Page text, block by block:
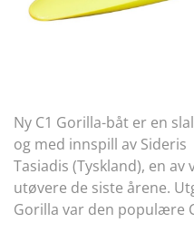
Ny C1 Gorilla-båt er en
og med innspill av Sideris
Tasiadis (Tyskland), en
utøvere de siste årene.
Gorilla var den populære